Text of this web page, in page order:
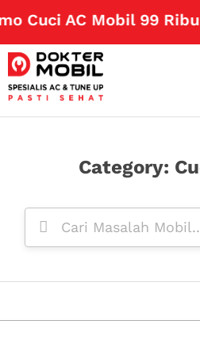
Cuci AC Mobil 99
Category: